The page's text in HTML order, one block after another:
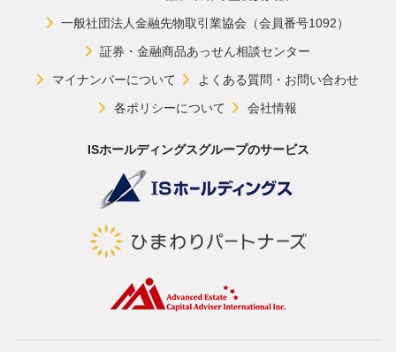
一般社団法人金融先物取引業協会（会員番号1092）
証券・金融商品あっせん相談センター
マイナンバーについて
よくある質問・お問い合わせ
各ポリシーについて
会社情報
ISホールディングスグループのサービス